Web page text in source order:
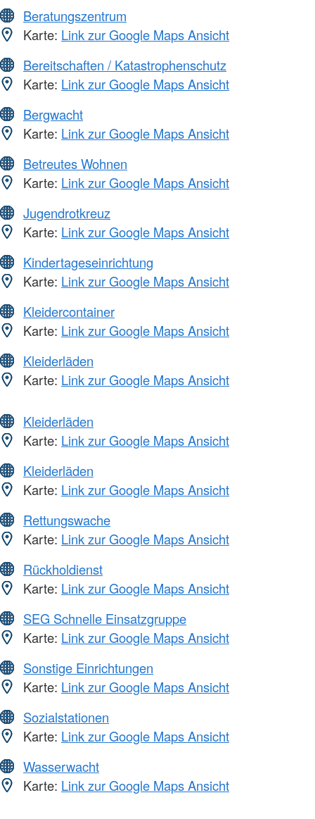
Beratungszentrum
Karte: Link zur Google Maps Ansicht
Bereitschaften / Katastrophenschutz
Karte: Link zur Google Maps Ansicht
Bergwacht
Karte: Link zur Google Maps Ansicht
Betreutes Wohnen
Karte: Link zur Google Maps Ansicht
Jugendrotkreuz
Karte: Link zur Google Maps Ansicht
Kindertageseinrichtung
Karte: Link zur Google Maps Ansicht
Kleidercontainer
Karte: Link zur Google Maps Ansicht
Kleiderläden
Karte: Link zur Google Maps Ansicht
Kleiderläden
Karte: Link zur Google Maps Ansicht
Kleiderläden
Karte: Link zur Google Maps Ansicht
Rettungswache
Karte: Link zur Google Maps Ansicht
Rückholdienst
Karte: Link zur Google Maps Ansicht
SEG Schnelle Einsatzgruppe
Karte: Link zur Google Maps Ansicht
Sonstige Einrichtungen
Karte: Link zur Google Maps Ansicht
Sozialstationen
Karte: Link zur Google Maps Ansicht
Wasserwacht
Karte: Link zur Google Maps Ansicht